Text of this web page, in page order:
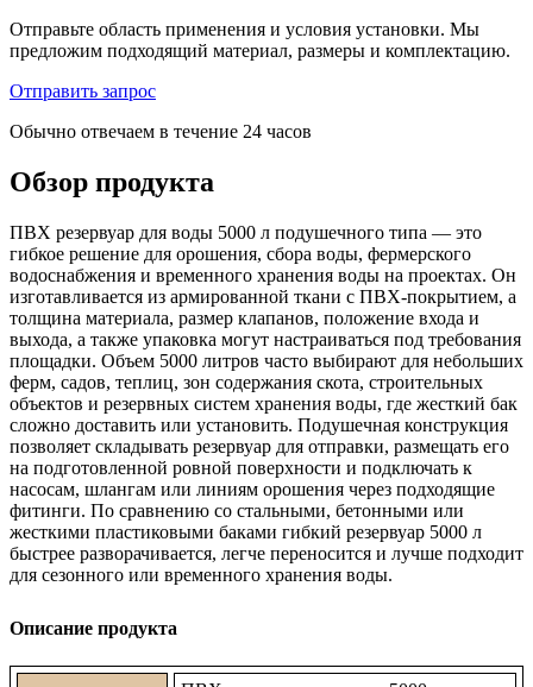
Отправьте область применения и условия установки. Мы
предложим подходящий материал, размеры и комплектацию.
Отправить запрос
Обычно отвечаем в течение 24 часов
Обзор продукта
ПВХ резервуар для воды 5000 л подушечного типа — это
гибкое решение для орошения, сбора воды, фермерского
водоснабжения и временного хранения воды на проектах. Он
изготавливается из армированной ткани с ПВХ-покрытием, а
толщина материала, размер клапанов, положение входа и
выхода, а также упаковка могут настраиваться под требования
площадки. Объем 5000 литров часто выбирают для небольших
ферм, садов, теплиц, зон содержания скота, строительных
объектов и резервных систем хранения воды, где жесткий бак
сложно доставить или установить. Подушечная конструкция
позволяет складывать резервуар для отправки, размещать его
на подготовленной ровной поверхности и подключать к
насосам, шлангам или линиям орошения через подходящие
фитинги. По сравнению со стальными, бетонными или
жесткими пластиковыми баками гибкий резервуар 5000 л
быстрее разворачивается, легче переносится и лучше подходит
для сезонного или временного хранения воды.
Описание продукта